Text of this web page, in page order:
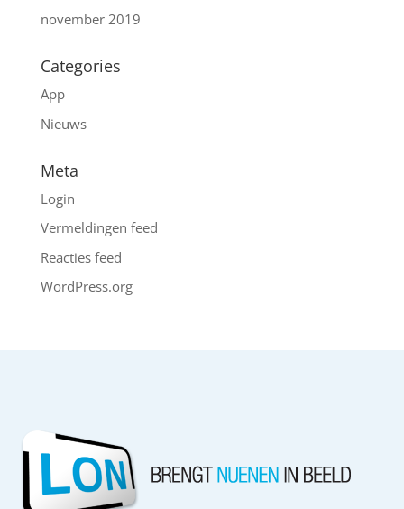
november 2019
Categories
App
Nieuws
Meta
Login
Vermeldingen feed
Reacties feed
WordPress.org